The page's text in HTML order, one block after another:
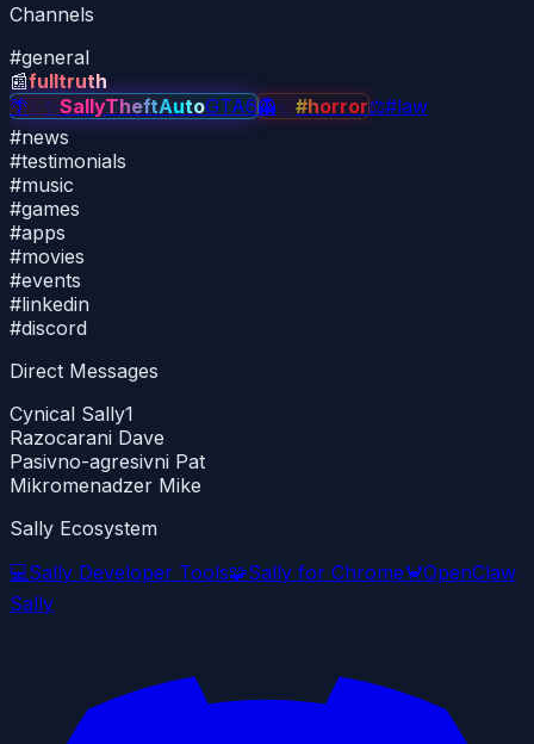
Channels
#general
📰fulltruth
🌴✨✨SallyTheftAutoGTA6👻🪨#horror⚖#law
#news
#testimonials
#music
#games
#apps
#movies
#events
#linkedin
#discord
Direct Messages
Cynical Sally1
Razocarani Dave
Pasivno-agresivni Pat
Mikromenadzer Mike
Sally Ecosystem
💻Sally Developer Tools🧩Sally for Chrome🦀OpenClaw
Sally